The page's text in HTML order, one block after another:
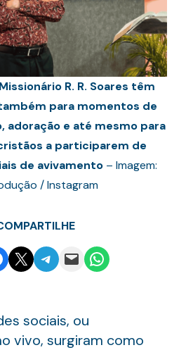
R. R. Soares têm
para momentos de
adoração e até mesmo para
a participarem de
de avivamento– Imagem:
/ Instagram
on Facebook
Email this PageShare on Telegram
Email this PageShare on WhatsApp
sociais, ou
vivo, surgiram como